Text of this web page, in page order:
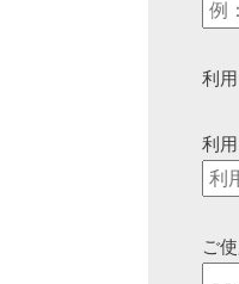
利
利
ご